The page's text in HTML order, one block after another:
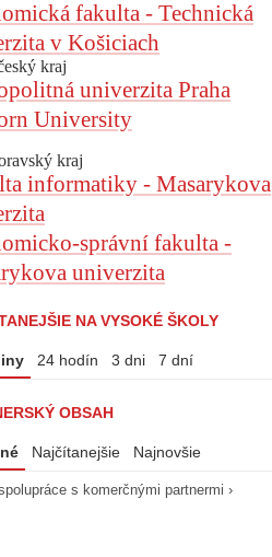
fakulta - Technická
v Košiciach
kraj
univerzita Praha
University
kraj
informatiky - Masarykova
správní fakulta -
univerzita
NA VYSOKÉ ŠKOLY
24 hodín 3 dni 7 dní
OBSAH
Najčítanejšie Najnovšie
s komerčnými partnermi ›